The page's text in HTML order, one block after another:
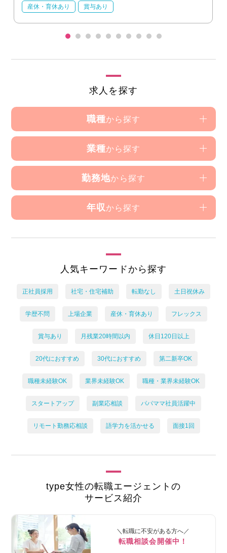
産休・育休あり 賞与あり
求人を探す
職種から探す
業種から探す
勤務地から探す
年収 から探す
人気キーワードから探す
正社員採用 社宅・住宅補助 転勤なし 土日祝休み
学歴不問 上場企業 産休・育休あり フレックス
賞与あり 月残業20時間以内 休日120日以上
20代におすすめ 30代におすすめ 第二新卒OK
職種未経験OK 業界未経験OK 職種・業界未経験OK
スタートアップ 副業応相談 パパママ社員活躍中
リモート勤務応相談 語学力を活かせる 面接1回
type女性の転職エージェントの
サービス紹介
＼転職に不安がある方へ／
転職相談会開催中！